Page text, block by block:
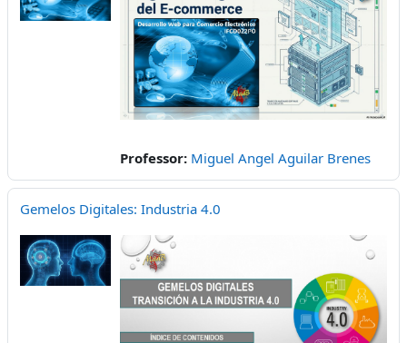
Professor: Miguel Angel Aguilar Brenes
Gemelos Digitales: Industria 4.0